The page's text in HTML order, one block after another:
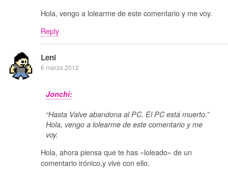
Hola, vengo a lolearme de este comentario y me voy.
Reply
Leni
6 marzo 2012
Jonchi:
“Hasta Valve abandona al PC. El PC está muerto.”
Hola, vengo a lolearme de este comentario y me
voy.
Hola, ahora piensa que te has «loleado» de un
comentario irónico,y vive con ello.